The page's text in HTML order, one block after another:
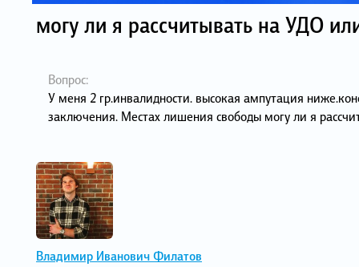
могу ли я рассчитывать на УДО
Вопрос:
У меня 2 гр.инвалидности. высокая ампутация
заключения. Местах лишения свободы могу ли я
Владимир Иванович Филатов